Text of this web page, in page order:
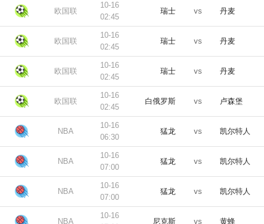
欧国联
10-16
02:45
瑞士 vs 丹麦
欧国联
10-16
02:45
瑞士 vs 丹麦
欧国联
10-16
02:45
瑞士 vs 丹麦
欧国联
10-16
02:45
白俄罗斯 vs 卢森堡
NBA
10-16
06:30
猛龙 vs 凯尔特人
NBA
10-16
07:00
猛龙 vs 凯尔特人
NBA
10-16
07:00
猛龙 vs 凯尔特人
NBA
10-16
尼克斯 vs 黄蜂